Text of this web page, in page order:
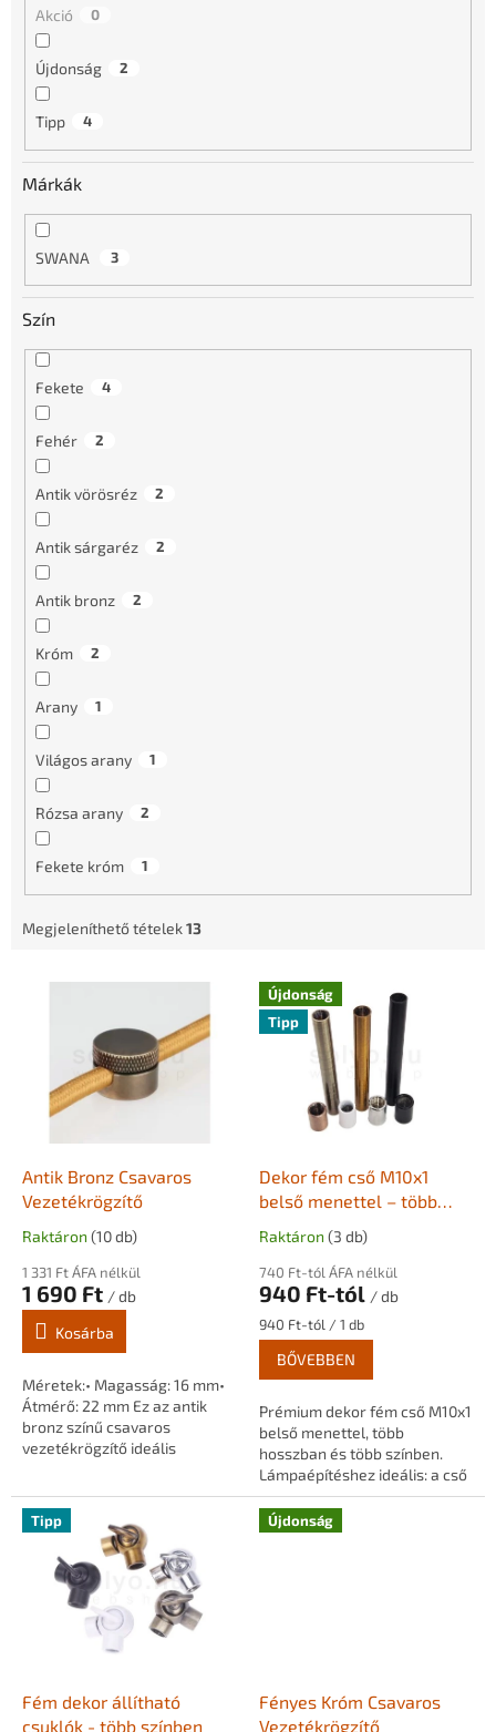
Akció 0
Újdonság 2
Tipp 4
Márkák
SWANA 3
Szín
Fekete 4
Fehér 2
Antik vörösréz 2
Antik sárgaréz 2
Antik bronz 2
Króm 2
Arany 1
Világos arany 1
Rózsa arany 2
Fekete króm 1
Megjeleníthető tételek13
Antik Bronz Csavaros
Vezetékrögzítő
Raktáron (10 db)
1 331 Ft ÁFA nélkül
1 690 Ft / db
Kosárba
Méretek:• Magasság: 16 mm•
Átmérő: 22 mm Ez az antik
bronz színű csavaros
vezetékrögzítő ideális
rögzítő alumíniumból...
Újdonság
Tipp
Dekor fém cső M10x1
belső menettel – több
Raktáron (3 db)
740 Ft-tól ÁFA nélkül
940 Ft-tól / db
Egységár:
940 Ft-tól / 1 db
BŐVEBBEN
Prémium dekor fém cső M10x1
belső menettel, több
hosszban és több színben.
Lámpaépítéshez ideális: a cső
belsejében biztonságosan
elvezethető az elektromos
vezeték, miközben...
Tipp
Fém dekor állítható
csuklók - több színben
Újdonság
Fényes Króm Csavaros
Vezetékrögzítő